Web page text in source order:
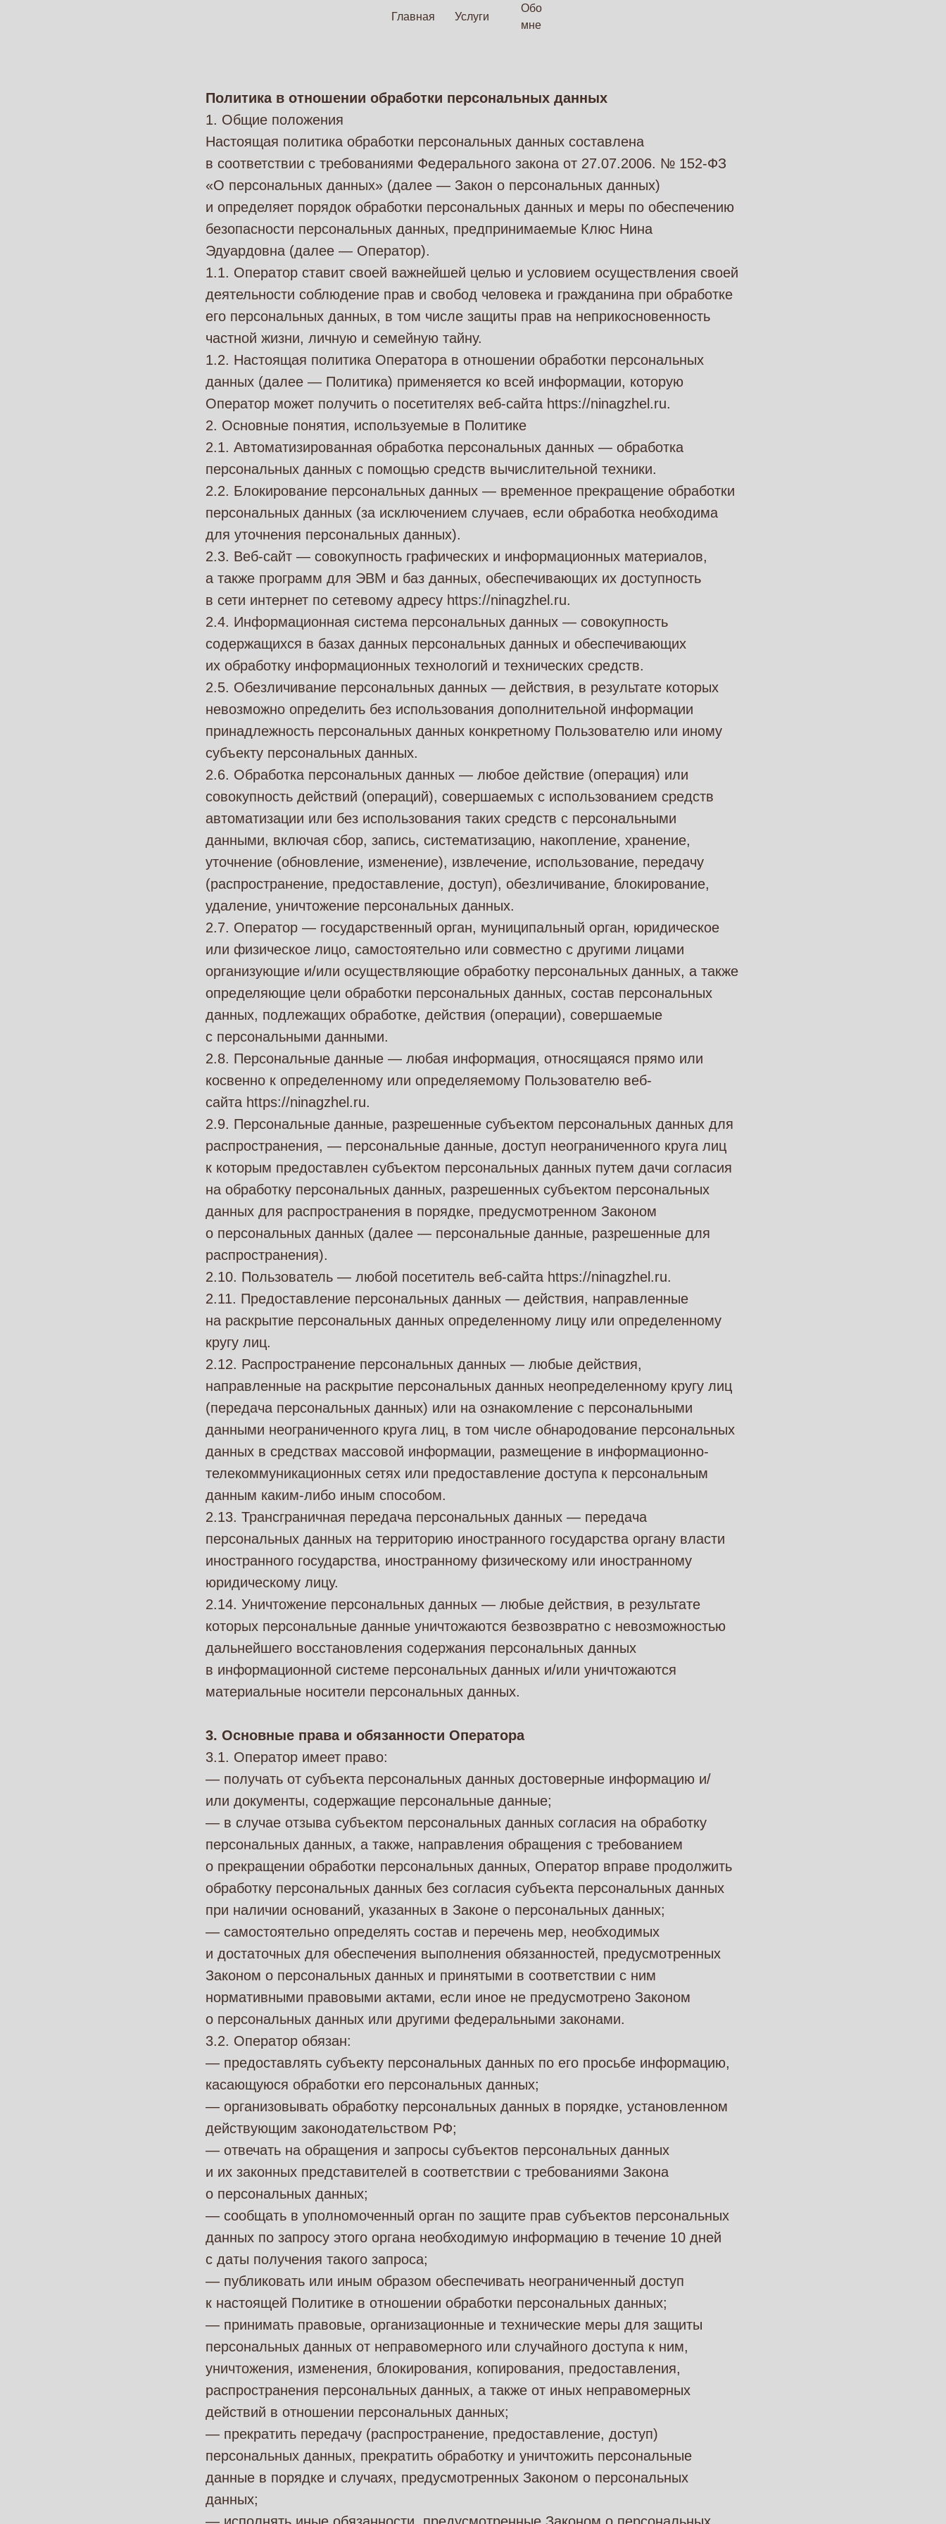
Услуги
мне
Политика в отношении обработки персональных данных
1. Общие положения
Настоящая политика обработки персональных данных составлена
в соответствии с требованиями Федерального закона от 27.07.2006. № 152-ФЗ
«О персональных данных» (далее — Закон о персональных данных)
и определяет порядок обработки персональных данных и меры по обеспечению
безопасности персональных данных, предпринимаемые Клюс Нина
Эдуардовна (далее — Оператор).
1.1. Оператор ставит своей важнейшей целью и условием осуществления своей
деятельности соблюдение прав и свобод человека и гражданина при обработке
его персональных данных, в том числе защиты прав на неприкосновенность
частной жизни, личную и семейную тайну.
1.2. Настоящая политика Оператора в отношении обработки персональных
данных (далее — Политика) применяется ко всей информации, которую
Оператор может получить о посетителях веб-сайта https://ninagzhel.ru.
2. Основные понятия, используемые в Политике
2.1. Автоматизированная обработка персональных данных — обработка
персональных данных с помощью средств вычислительной техники.
2.2. Блокирование персональных данных — временное прекращение обработки
персональных данных (за исключением случаев, если обработка необходима
для уточнения персональных данных).
2.3. Веб-сайт — совокупность графических и информационных материалов,
а также программ для ЭВМ и баз данных, обеспечивающих их доступность
в сети интернет по сетевому адресу https://ninagzhel.ru.
2.4. Информационная система персональных данных — совокупность
содержащихся в базах данных персональных данных и обеспечивающих
их обработку информационных технологий и технических средств.
2.5. Обезличивание персональных данных — действия, в результате которых
невозможно определить без использования дополнительной информации
принадлежность персональных данных конкретному Пользователю или иному
субъекту персональных данных.
2.6. Обработка персональных данных — любое действие (операция) или
совокупность действий (операций), совершаемых с использованием средств
автоматизации или без использования таких средств с персональными
данными, включая сбор, запись, систематизацию, накопление, хранение,
уточнение (обновление, изменение), извлечение, использование, передачу
(распространение, предоставление, доступ), обезличивание, блокирование,
удаление, уничтожение персональных данных.
2.7. Оператор — государственный орган, муниципальный орган, юридическое
или физическое лицо, самостоятельно или совместно с другими лицами
организующие и/или осуществляющие обработку персональных данных, а также
определяющие цели обработки персональных данных, состав персональных
данных, подлежащих обработке, действия (операции), совершаемые
с персональными данными.
2.8. Персональные данные — любая информация, относящаяся прямо или
косвенно к определенному или определяемому Пользователю веб-
сайта https://ninagzhel.ru.
2.9. Персональные данные, разрешенные субъектом персональных данных для
распространения, — персональные данные, доступ неограниченного круга лиц
к которым предоставлен субъектом персональных данных путем дачи согласия
на обработку персональных данных, разрешенных субъектом персональных
данных для распространения в порядке, предусмотренном Законом
о персональных данных (далее — персональные данные, разрешенные для
распространения).
2.10. Пользователь — любой посетитель веб-сайта https://ninagzhel.ru.
2.11. Предоставление персональных данных — действия, направленные
на раскрытие персональных данных определенному лицу или определенному
кругу лиц.
2.12. Распространение персональных данных — любые действия,
направленные на раскрытие персональных данных неопределенному кругу лиц
(передача персональных данных) или на ознакомление с персональными
данными неограниченного круга лиц, в том числе обнародование персональных
данных в средствах массовой информации, размещение в информационно-
телекоммуникационных сетях или предоставление доступа к персональным
данным каким-либо иным способом.
2.13. Трансграничная передача персональных данных — передача
персональных данных на территорию иностранного государства органу власти
иностранного государства, иностранному физическому или иностранному
юридическому лицу.
2.14. Уничтожение персональных данных — любые действия, в результате
которых персональные данные уничтожаются безвозвратно с невозможностью
дальнейшего восстановления содержания персональных данных
в информационной системе персональных данных и/или уничтожаются
материальные носители персональных данных.
3. Основные права и обязанности Оператора
3.1. Оператор имеет право:
— получать от субъекта персональных данных достоверные информацию и/
или документы, содержащие персональные данные;
— в случае отзыва субъектом персональных данных согласия на обработку
персональных данных, а также, направления обращения с требованием
о прекращении обработки персональных данных, Оператор вправе продолжить
обработку персональных данных без согласия субъекта персональных данных
при наличии оснований, указанных в Законе о персональных данных;
— самостоятельно определять состав и перечень мер, необходимых
и достаточных для обеспечения выполнения обязанностей, предусмотренных
Законом о персональных данных и принятыми в соответствии с ним
нормативными правовыми актами, если иное не предусмотрено Законом
о персональных данных или другими федеральными законами.
3.2. Оператор обязан:
— предоставлять субъекту персональных данных по его просьбе информацию,
касающуюся обработки его персональных данных;
— организовывать обработку персональных данных в порядке, установленном
действующим законодательством РФ;
— отвечать на обращения и запросы субъектов персональных данных
и их законных представителей в соответствии с требованиями Закона
о персональных данных;
— сообщать в уполномоченный орган по защите прав субъектов персональных
данных по запросу этого органа необходимую информацию в течение 10 дней
с даты получения такого запроса;
— публиковать или иным образом обеспечивать неограниченный доступ
к настоящей Политике в отношении обработки персональных данных;
— принимать правовые, организационные и технические меры для защиты
персональных данных от неправомерного или случайного доступа к ним,
уничтожения, изменения, блокирования, копирования, предоставления,
распространения персональных данных, а также от иных неправомерных
действий в отношении персональных данных;
— прекратить передачу (распространение, предоставление, доступ)
персональных данных, прекратить обработку и уничтожить персональные
данные в порядке и случаях, предусмотренных Законом о персональных
данных;